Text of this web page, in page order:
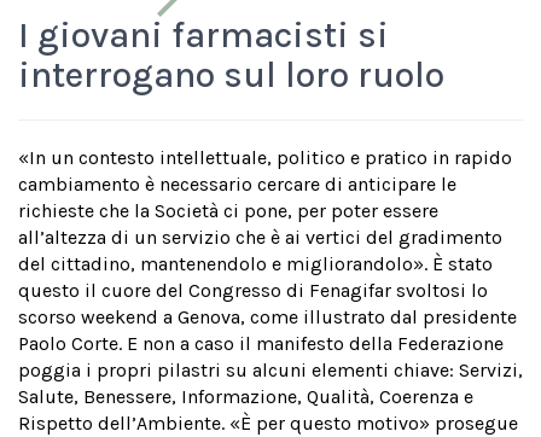
I giovani farmacisti si
interrogano sul loro ruolo
«In un contesto intellettuale, politico e pratico in rapido
cambiamento è necessario cercare di anticipare le
richieste che la Società ci pone, per poter essere
all’altezza di un servizio che è ai vertici del gradimento
del cittadino, mantenendolo e migliorandolo». È stato
questo il cuore del Congresso di Fenagifar svoltosi lo
scorso weekend a Genova, come illustrato dal presidente
Paolo Corte. E non a caso il manifesto della Federazione
poggia i propri pilastri su alcuni elementi chiave: Servizi,
Salute, Benessere, Informazione, Qualità, Coerenza e
Rispetto dell’Ambiente. «È per questo motivo» prosegue